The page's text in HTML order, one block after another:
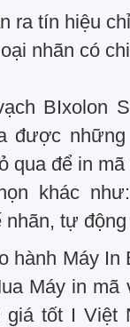
ra tín hiệu
nhãn có
BIxolon
được
qua để in mã
khác
nhãn, tự
hành Máy In
Máy in mã
giá tốt I Việt